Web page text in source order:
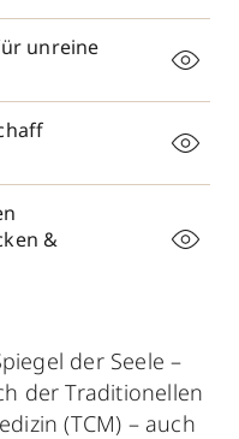
unreine
&
der Seele –
der Traditionellen
(TCM) – auch